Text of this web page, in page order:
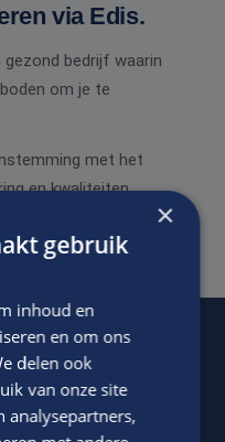
via Edis.
bedrijf waarin
om je te
met het
en kwaliteiten
Jasper.
×
gebruik
inhoud en
en om ons
delen ook
van onze site
analysepartners,